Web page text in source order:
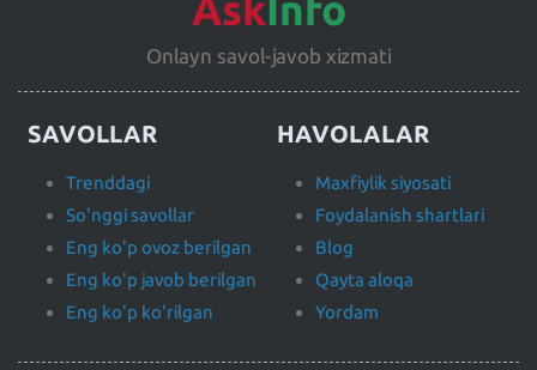
AskInfo
Onlayn savol-javob xizmati
SAVOLLAR
Trenddagi
So'nggi savollar
Eng ko'p ovoz berilgan
Eng ko'p javob berilgan
Eng ko'p ko'rilgan
HAVOLALAR
Maxfiylik siyosati
Foydalanish shartlari
Blog
Qayta aloqa
Yordam